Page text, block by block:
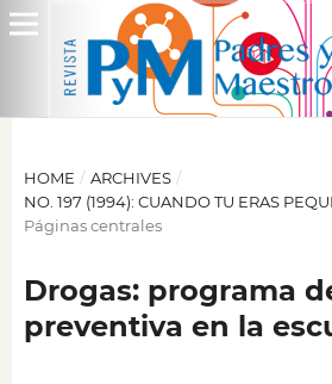
HOME / ARCHIVES /
NO. 197 (1994): CUANDO TU ERAS
Páginas centrales
Drogas: programa
preventiva en la